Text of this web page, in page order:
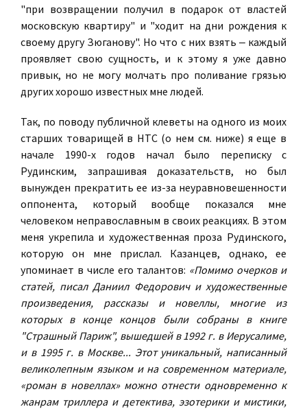
"при возвращении получил в подарок от властей
московскую квартиру" и "ходит на дни рождения к
своему другу Зюганову". Но что с них взять ‒ каждый
проявляет свою сущность, и к этому я уже давно
привык, но не могу молчать про поливание грязью
других хорошо известных мне людей.
Так, по поводу публичной клеветы на одного из моих
старших товарищей в НТС (о нем см. ниже) я еще в
начале 1990-х годов начал было переписку с
Рудинским, запрашивая доказательств, но был
вынужден прекратить ее из-за неуравновешенности
оппонента, который вообще показался мне
человеком неправославным в своих реакциях. В этом
меня укрепила и художественная проза Рудинского,
которую он мне прислал. Казанцев, однако, ее
упоминает в числе его талантов: «Помимо очерков и
статей, писал Даниил Федорович и художественные
произведения, рассказы и новеллы, многие из
которых в конце концов были собраны в книге
"Страшный Париж", вышедшей в 1992 г. в Иерусалиме,
и в 1995 г. в Москве... Этот уникальный, написанный
великолепным языком и на современном материале,
«роман в новеллах» можно отнести одновременно к
жанрам триллера и детектива, эзотерики и мистики,